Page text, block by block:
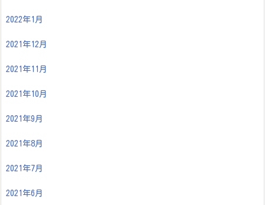
2022年1月
2021年12月
2021年11月
2021年10月
2021年9月
2021年8月
2021年7月
2021年6月